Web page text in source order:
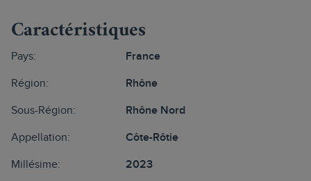
Caractéristiques
Pays: France
Région: Rhône
Sous-Région: Rhône Nord
Appellation: Côte-Rôtie
Millésime: 2023